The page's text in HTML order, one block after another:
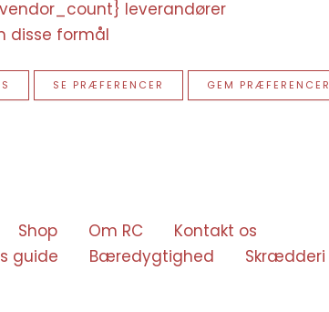
leverandører
disse formål
SE PRÆFERENCER GEM PRÆFERENCER
Shop Om RC
Kontakt os
guide
Bæredygtighed Skrædderi